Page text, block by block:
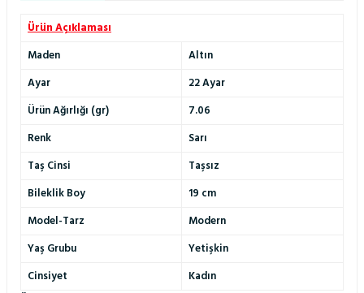
Ürün Açıklaması
Maden
Altın
Ayar
22 Ayar
Ürün Ağırlığı (gr)
7.06
Renk
Sarı
Taş Cinsi
Taşsız
Bileklik Boy
19 cm
Model-Tarz
Modern
Yaş Grubu
Yetişkin
Cinsiyet
Kadın